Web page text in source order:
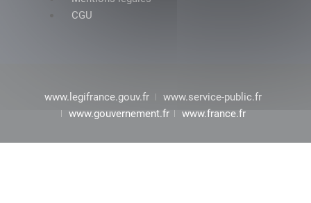
CGU
www.legifrance.gouv.fr
www.service-public.fr
www.gouvernement.fr
www.france.fr